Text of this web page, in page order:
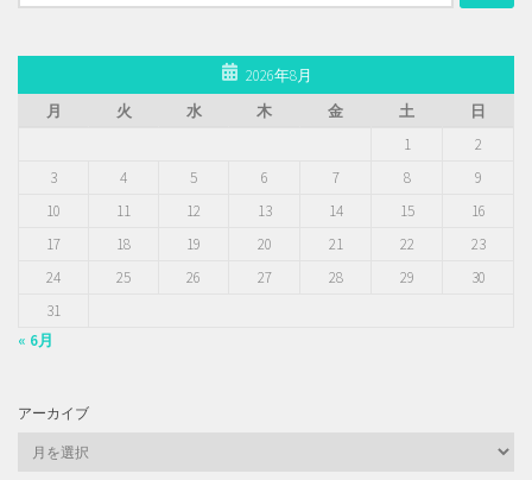
2026年8月
月
火 水 木 金 土
日
1
2
3
4 5 6 7 8
9
10
11 12 13 14 15
16
17
18 19 20 21 22
23
24
25 26 27 28 29
30
31
« 6月
アーカイブ